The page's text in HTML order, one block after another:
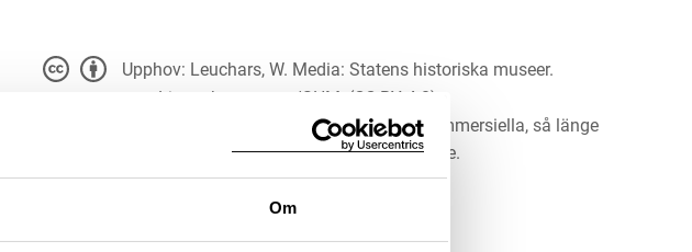
Om
Upphov: Leuchars, W. Media: Statens historiska museer.
Livrustkammaren/SHM, (CC BY 4.0)
Du får bearbeta och dela verket för alla ändamål, även kommersiella, så länge
du anger upphovsperson och licensgivare.